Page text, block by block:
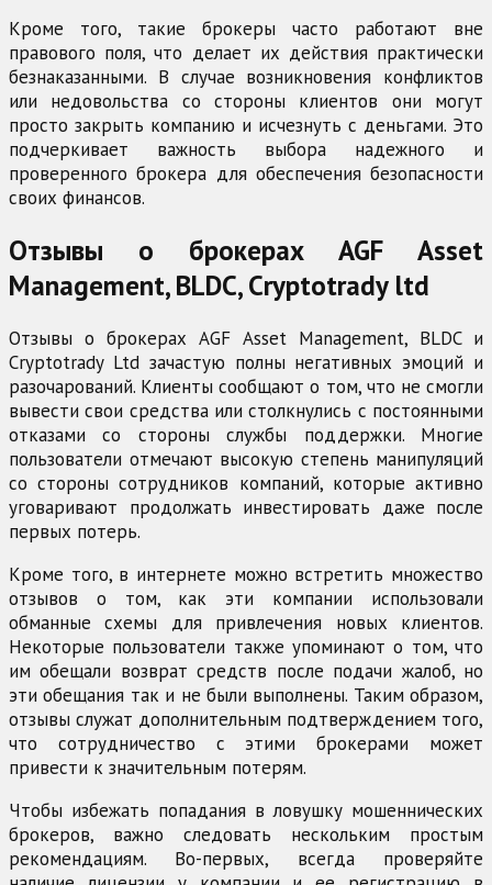
Кроме того, такие брокеры часто работают вне
правового поля, что делает их действия практически
безнаказанными. В случае возникновения конфликтов
или недовольства со стороны клиентов они могут
просто закрыть компанию и исчезнуть с деньгами. Это
подчеркивает важность выбора надежного и
проверенного брокера для обеспечения безопасности
своих финансов.
Отзывы о брокерах AGF Asset
Management, BLDC, Cryptotrady ltd
Отзывы о брокерах AGF Asset Management, BLDC и
Cryptotrady Ltd зачастую полны негативных эмоций и
разочарований. Клиенты сообщают о том, что не смогли
вывести свои средства или столкнулись с постоянными
отказами со стороны службы поддержки. Многие
пользователи отмечают высокую степень манипуляций
со стороны сотрудников компаний, которые активно
уговаривают продолжать инвестировать даже после
первых потерь.
Кроме того, в интернете можно встретить множество
отзывов о том, как эти компании использовали
обманные схемы для привлечения новых клиентов.
Некоторые пользователи также упоминают о том, что
им обещали возврат средств после подачи жалоб, но
эти обещания так и не были выполнены. Таким образом,
отзывы служат дополнительным подтверждением того,
что сотрудничество с этими брокерами может
привести к значительным потерям.
Чтобы избежать попадания в ловушку мошеннических
брокеров, важно следовать нескольким простым
рекомендациям. Во-первых, всегда проверяйте